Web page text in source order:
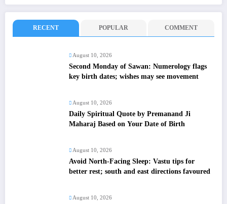
RECENT POPULAR COMMENT
August 10, 2026
Second Monday of Sawan: Numerology flags
key birth dates; wishes may see movement
August 10, 2026
Daily Spiritual Quote by Premanand Ji
Maharaj Based on Your Date of Birth
August 10, 2026
Avoid North-Facing Sleep: Vastu tips for
better rest; south and east directions favoured
August 10, 2026